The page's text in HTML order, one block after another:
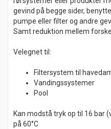
gevind på begge sider,
pumpe eller filter og andre
Samt reduktion mellem
Velegnet til:
Filtersystem til
Vandingssystemer
Pool
Kan modstå tryk op til 16 bar
på 60°C